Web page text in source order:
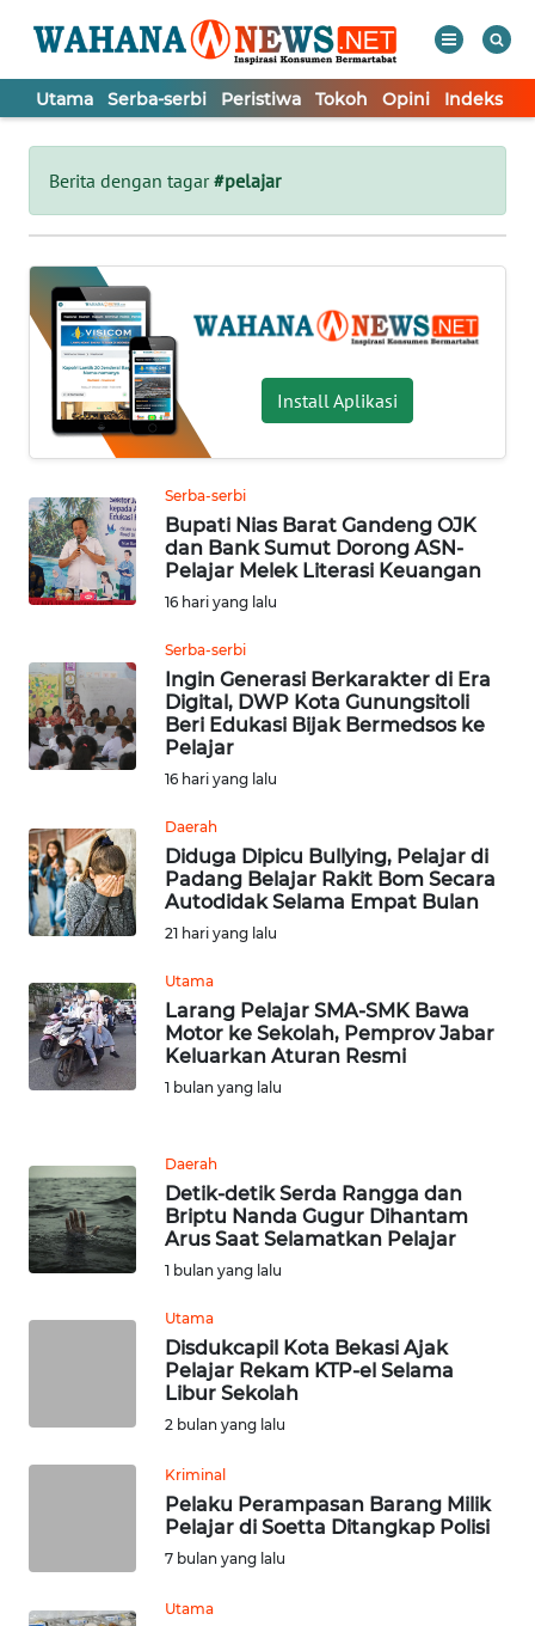
Utama Serba-serbi Peristiwa Tokoh Opini Indeks
Berita dengan tagar#pelajar
Install Aplikasi
Serba-serbi
Bupati Nias Barat Gandeng OJK
dan Bank Sumut Dorong ASN-
Pelajar Melek Literasi Keuangan
16 hari yang lalu
Serba-serbi
Ingin Generasi Berkarakter di Era
Digital, DWP Kota Gunungsitoli
Beri Edukasi Bijak Bermedsos ke
Pelajar
16 hari yang lalu
Daerah
Diduga Dipicu Bullying, Pelajar di
Padang Belajar Rakit Bom Secara
Autodidak Selama Empat Bulan
21 hari yang lalu
Utama
Larang Pelajar SMA-SMK Bawa
Motor ke Sekolah, Pemprov Jabar
Keluarkan Aturan Resmi
1 bulan yang lalu
Daerah
Detik-detik Serda Rangga dan
Briptu Nanda Gugur Dihantam
Arus Saat Selamatkan Pelajar
1 bulan yang lalu
Utama
Disdukcapil Kota Bekasi Ajak
Pelajar Rekam KTP-el Selama
Libur Sekolah
2 bulan yang lalu
Kriminal
Pelaku Perampasan Barang Milik
Pelajar di Soetta Ditangkap Polisi
7 bulan yang lalu
Utama
Tutup
UTAMA
SERBA-
SERBI
PERISTIWA
TOKOH
OPINI
Informasi
BERITA
KONTAK
KAMI
INFO
IKLAN
TENTANG
KAMI
PEDOMAN
MEDIA
SIBER
KARIR
DISCLAIMER
News
JABAR